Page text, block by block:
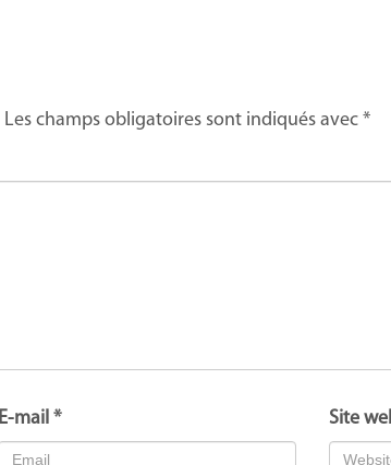
Les champs obligatoires sont indiqués avec *
E-mail* Site